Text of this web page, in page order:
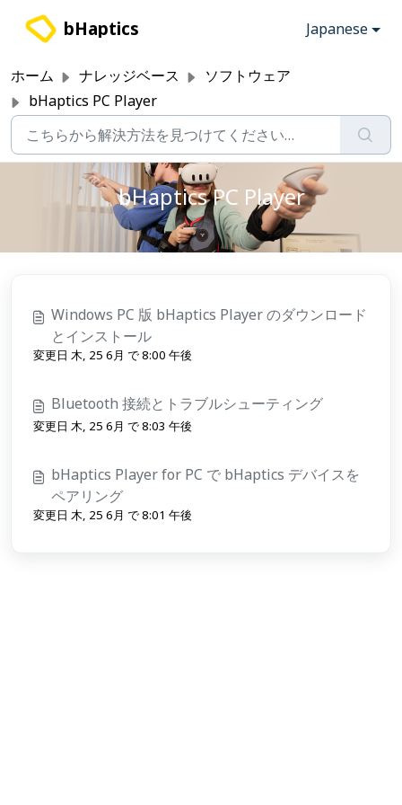
bHaptics Japanese
ホーム ナレッジベース
ソフトウェア
bHaptics PC Player
bHaptics PC Player
Windows PC 版 bHaptics Player のダウンロード
とインストール
変更日 木, 25 6月 で 8:00 午後
Bluetooth 接続とトラブルシューティング
変更日 木, 25 6月 で 8:03 午後
bHaptics Player for PC で bHaptics デバイスを
ペアリング
変更日 木, 25 6月 で 8:01 午後